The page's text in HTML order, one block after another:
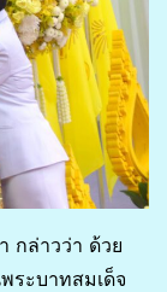
กล่าวว่า ด้วย
ะบาทสมเด็จ